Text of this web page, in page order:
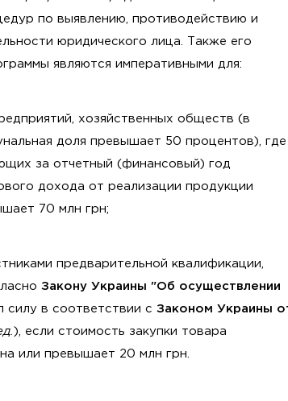
по выявлению, противодействию и
юридического лица. Также его
являются императивными для:
хозяйственных обществ (в
доля превышает 50 процентов), где
за отчетный (финансовый) год
дохода от реализации продукции
70 млн грн;
предварительной квалификации,
Закону Украины "Об осуществлении
силу в соответствии сЗаконом Украины
), если стоимость закупки товара
или превышает 20 млн грн.